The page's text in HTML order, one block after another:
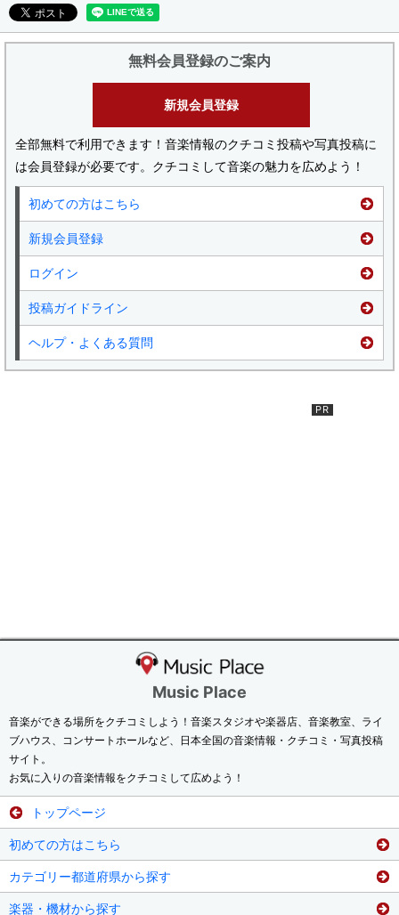
無料会員登録のご案内
新規会員登録
全部無料で利用できます！音楽情報のクチコミ投稿や写真投稿に
は会員登録が必要です。クチコミして音楽の魅力を広めよう！
初めての方はこちら
新規会員登録
ログイン
投稿ガイドライン
ヘルプ・よくある質問
Music Place
音楽ができる場所をクチコミしよう！音楽スタジオや楽器店、音楽教室、ライ
ブハウス、コンサートホールなど、日本全国の音楽情報・クチコミ・写真投稿
サイト。
お気に入りの音楽情報をクチコミして広めよう！
トップページ
初めての方はこちら
カテゴリー都道府県から探す
楽器・機材から探す